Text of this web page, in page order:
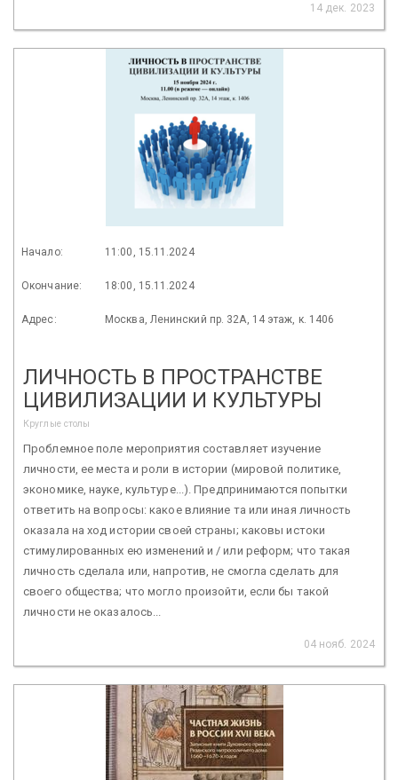
14 дек. 2023
Начало: 11:00, 15.11.2024
Окончание: 18:00, 15.11.2024
Адрес: Москва, Ленинский пр. 32А, 14 этаж, к. 1406
ЛИЧНОСТЬ В ПРОСТРАНСТВЕ
ЦИВИЛИЗАЦИИ И КУЛЬТУРЫ
Круглые столы
Проблемное поле мероприятия составляет изучение
личности, ее места и роли в истории (мировой политике,
экономике, науке, культуре...). Предпринимаются попытки
ответить на вопросы: какое влияние та или иная личность
оказала на ход истории своей страны; каковы истоки
стимулированных ею изменений и / или реформ; что такая
личность сделала или, напротив, не смогла сделать для
своего общества; что могло произойти, если бы такой
личности не оказалось...
04 нояб. 2024